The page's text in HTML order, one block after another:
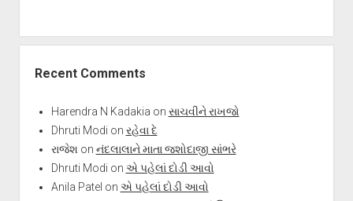
Recent Comments
Harendra N Kadakia on સાચવીને રાખજો
Dhruti Modi on રહેવા દે
રાજેશ on નંદલાલાને માતા જશોદાજી સાંભરે
Dhruti Modi on એ પહેલાં દોડી આવો
Anila Patel on એ પહેલાં દોડી આવો